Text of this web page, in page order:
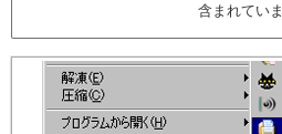
含まれてい